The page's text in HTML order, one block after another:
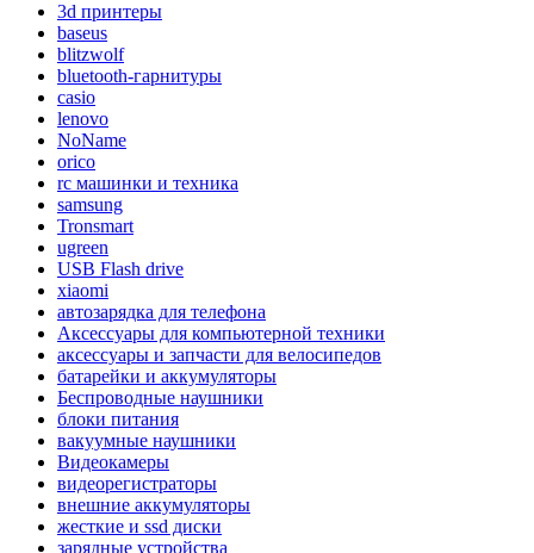
3d принтеры
baseus
blitzwolf
bluetooth-гарнитуры
casio
lenovo
NoName
orico
rc машинки и техника
samsung
Tronsmart
ugreen
USB Flash drive
xiaomi
автозарядка для телефона
Аксессуары для компьютерной техники
аксессуары и запчасти для велосипедов
батарейки и аккумуляторы
Беспроводные наушники
блоки питания
вакуумные наушники
Видеокамеры
видеорегистраторы
внешние аккумуляторы
жесткие и ssd диски
зарядные устройства